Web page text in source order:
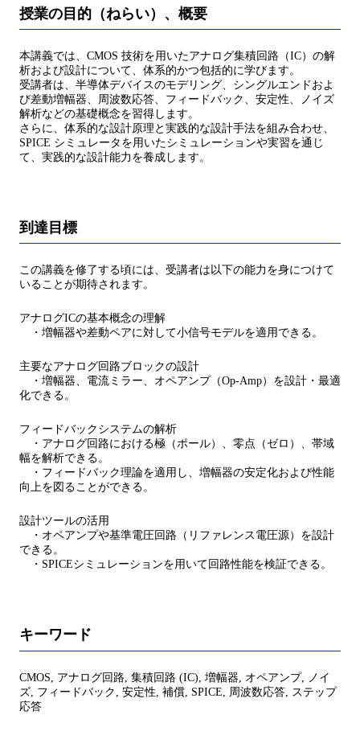
授業の目的（ねらい）、概要
本講義では、CMOS 技術を用いたアナログ集積回路（IC）の解
析および設計について、体系的かつ包括的に学びます。
受講者は、半導体デバイスのモデリング、シングルエンドおよ
び差動増幅器、周波数応答、フィードバック、安定性、ノイズ
解析などの基礎概念を習得します。
さらに、体系的な設計原理と実践的な設計手法を組み合わせ、
SPICE シミュレータを用いたシミュレーションや実習を通じ
て、実践的な設計能力を養成します。
到達目標
この講義を修了する頃には、受講者は以下の能力を身につけて
いることが期待されます。
アナログICの基本概念の理解
・増幅器や差動ペアに対して小信号モデルを適用できる。
主要なアナログ回路ブロックの設計
・増幅器、電流ミラー、オペアンプ（Op-Amp）を設計・最適
化できる。
フィードバックシステムの解析
・アナログ回路における極（ポール）、零点（ゼロ）、帯域
幅を解析できる。
・フィードバック理論を適用し、増幅器の安定化および性能
向上を図ることができる。
設計ツールの活用
・オペアンプや基準電圧回路（リファレンス電圧源）を設計
できる。
・SPICEシミュレーションを用いて回路性能を検証できる。
キーワード
CMOS, アナログ回路, 集積回路 (IC), 増幅器, オペアンプ, ノイ
ズ, フィードバック, 安定性, 補償, SPICE, 周波数応答, ステップ
応答